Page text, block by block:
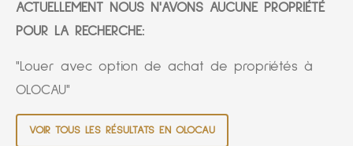
ACTUELLEMENT NOUS N'AVONS AUCUNE PROPRIÉTÉ
POUR LA RECHERCHE:
"Louer avec option de achat de propriétés à
OLOCAU"
VOIR TOUS LES RÉSULTATS EN OLOCAU